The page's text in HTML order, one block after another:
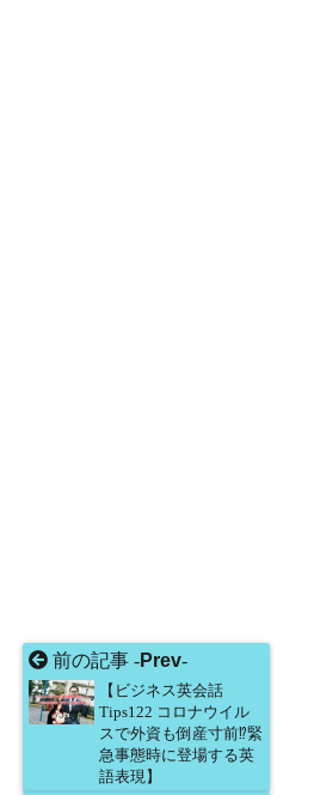
前の記事 -Prev-
【ビジネス英会話
Tips122 コロナウイル
スで外資も倒産寸前⁉緊
急事態時に登場する英
語表現】